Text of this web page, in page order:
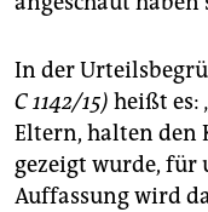
In der
C 1142/15) heißt es:
Eltern, halten den
gezeigt wurde, für
Auffassung wird